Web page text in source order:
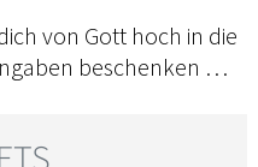
von Gott hoch in die
beschenken …